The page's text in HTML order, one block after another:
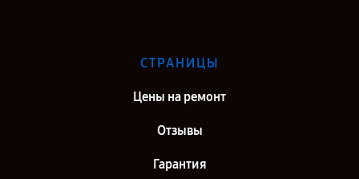
СТРАНИЦЫ
Цены на ремонт
Отзывы
Гарантия